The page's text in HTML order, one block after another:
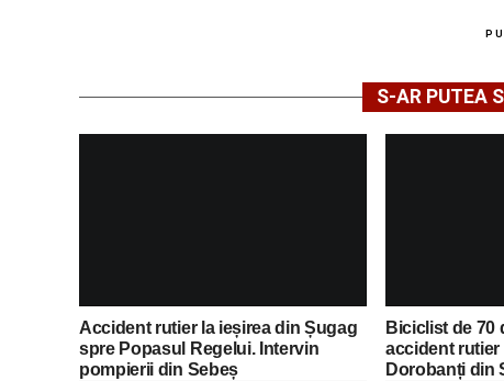
S-AR PUTEA
Accident rutier la ieșirea din Șugag
spre Popasul Regelui. Intervin
pompierii din Sebeș
Biciclist de 70
accident
Dorobanți din